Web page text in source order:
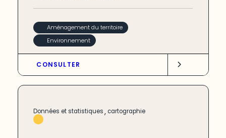
Aménagement du territoire
Environnement
CONSULTER
Données et statistiques, cartographie